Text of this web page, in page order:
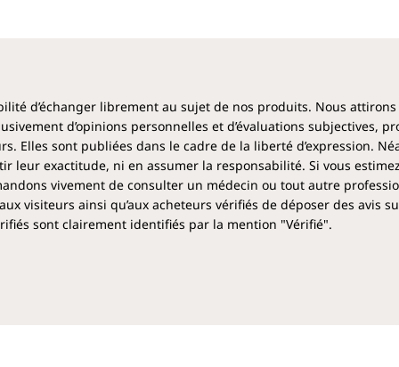
d’échanger librement au sujet de nos produits. Nous
d’opinions personnelles et d’évaluations subjectives,
Elles sont publiées dans le cadre de la liberté d’expression.
leur exactitude, ni en assumer la responsabilité. Si vous
vivement de consulter un médecin ou tout autre
visiteurs ainsi qu’aux acheteurs vérifiés de déposer des avis
sont clairement identifiés par la mention "Vérifié".